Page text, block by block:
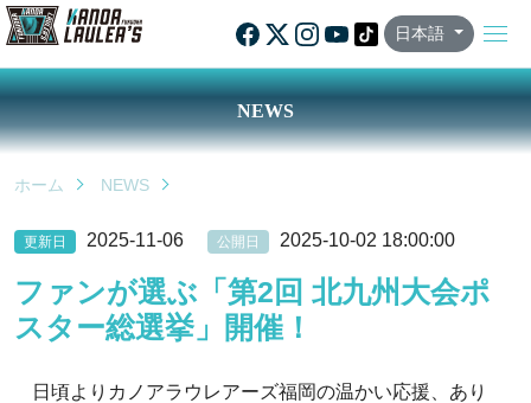
日本語
NEWS
ホーム NEWS
更新日 2025-11-06 公開日 2025-10-02 18:00:00
ファンが選ぶ「第2回 北九州大会ポ
スター総選挙」開催！
日頃よりカノアラウレアーズ福岡の温かい応援、あり